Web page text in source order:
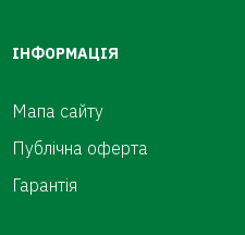
ІНФОРМАЦІЯ
Мапа сайту
Публічна оферта
Гарантія